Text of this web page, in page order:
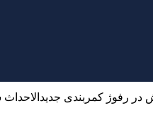
رفوژ کمربندی جدیدالاحداث